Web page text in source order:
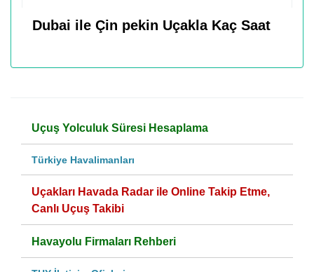
Dubai ile Çin pekin Uçakla Kaç Saat
Uçuş Yolculuk Süresi Hesaplama
Türkiye Havalimanları
Uçakları Havada Radar ile Online Takip Etme,
Canlı Uçuş Takibi
Havayolu Firmaları Rehberi